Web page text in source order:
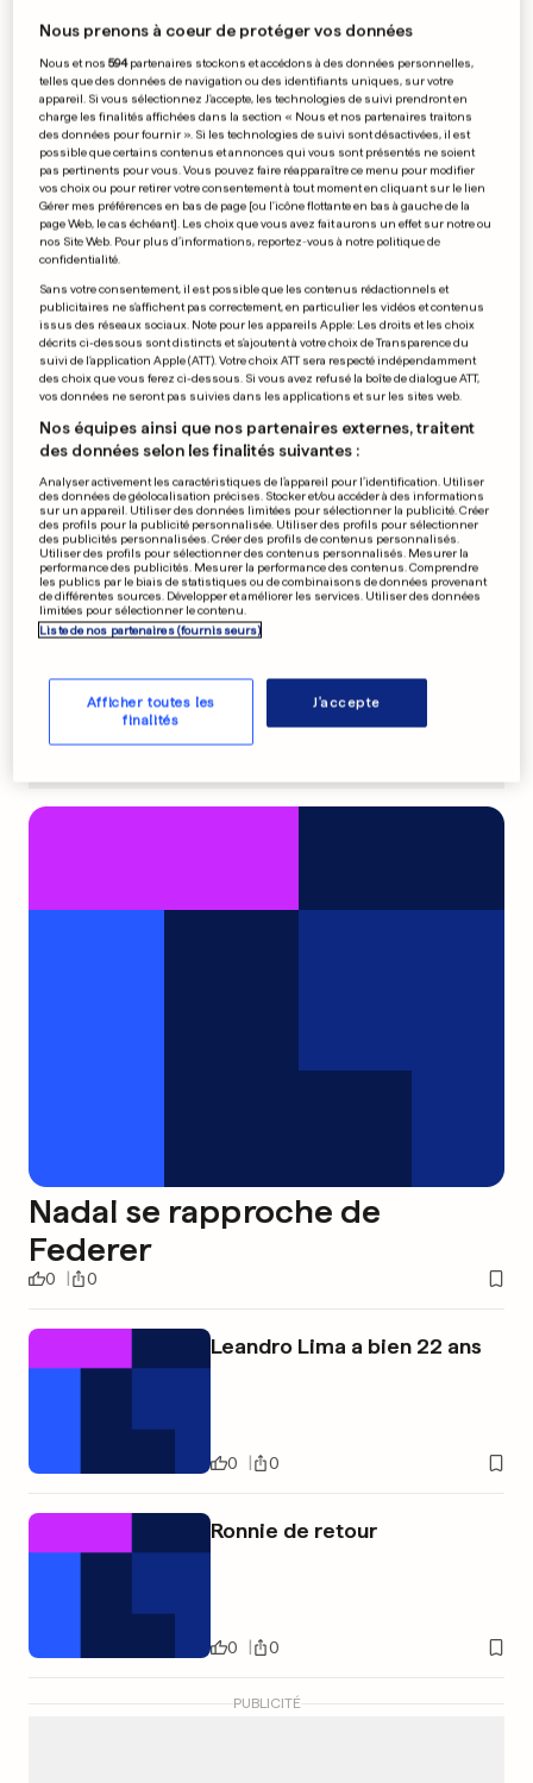
spectacle en 2008
Hamer: «Je n'oublierai jamais
cette rencontre»
0 0
Metz enfile les gants
0 0
PUBLICITÉ
Nadal se rapproche de
Federer
0 0
Leandro Lima a bien 22 ans
0 0
Ronnie de retour
0 0
PUBLICITÉ
Nous prenons à coeur de protéger vos données
Nous et nos594partenaires stockons et accédons à des données personnelles,
telles que des données de navigation ou des identifiants uniques, sur votre
appareil. Si vous sélectionnez J'accepte, les technologies de suivi prendront en
charge les finalités affichées dans la section « Nous et nos partenaires traitons
des données pour fournir ». Si les technologies de suivi sont désactivées, il est
possible que certains contenus et annonces qui vous sont présentés ne soient
pas pertinents pour vous. Vous pouvez faire réapparaître ce menu pour modifier
vos choix ou pour retirer votre consentement à tout moment en cliquant sur le lien
Gérer mes préférences en bas de page [ou l'icône flottante en bas à gauche de la
page Web, le cas échéant]. Les choix que vous avez fait aurons un effet sur notre ou
nos Site Web. Pour plus d’informations, reportez-vous à notre politique de
confidentialité.
Sans votre consentement, il est possible que les contenus rédactionnels et
publicitaires ne s'affichent pas correctement, en particulier les vidéos et contenus
issus des réseaux sociaux. Note pour les appareils Apple: Les droits et les choix
décrits ci-dessous sont distincts et s'ajoutent à votre choix de Transparence du
suivi de l'application Apple (ATT). Votre choix ATT sera respecté indépendamment
des choix que vous ferez ci-dessous. Si vous avez refusé la boîte de dialogue ATT,
vos données ne seront pas suivies dans les applications et sur les sites web.
Nos équipes ainsi que nos partenaires externes, traitent
des données selon les finalités suivantes :
Analyser activement les caractéristiques de l’appareil pour l’identification. Utiliser
des données de géolocalisation précises. Stocker et/ou accéder à des informations
sur un appareil. Utiliser des données limitées pour sélectionner la publicité. Créer
des profils pour la publicité personnalisée. Utiliser des profils pour sélectionner
des publicités personnalisées. Créer des profils de contenus personnalisés.
Utiliser des profils pour sélectionner des contenus personnalisés. Mesurer la
performance des publicités. Mesurer la performance des contenus. Comprendre
les publics par le biais de statistiques ou de combinaisons de données provenant
de différentes sources. Développer et améliorer les services. Utiliser des données
limitées pour sélectionner le contenu.
Liste de nos partenaires (fournisseurs)
Afficher toutes les
finalités
J'accepte